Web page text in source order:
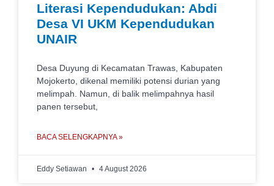
Literasi Kependudukan: Abdi
Desa VI UKM Kependudukan
UNAIR
Desa Duyung di Kecamatan Trawas, Kabupaten
Mojokerto, dikenal memiliki potensi durian yang
melimpah. Namun, di balik melimpahnya hasil
panen tersebut,
BACA SELENGKAPNYA »
Eddy Setiawan 4 August 2026